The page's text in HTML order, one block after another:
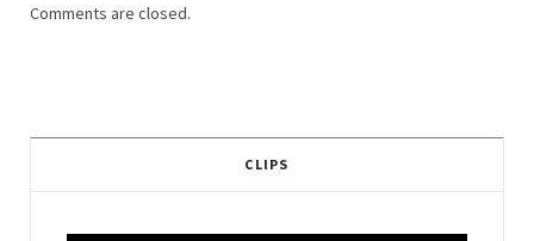
Comments are closed.
CLIPS